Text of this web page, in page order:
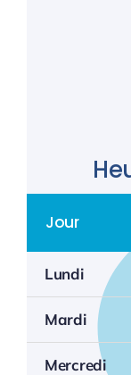
Jour
Lundi
Mardi
Mercredi